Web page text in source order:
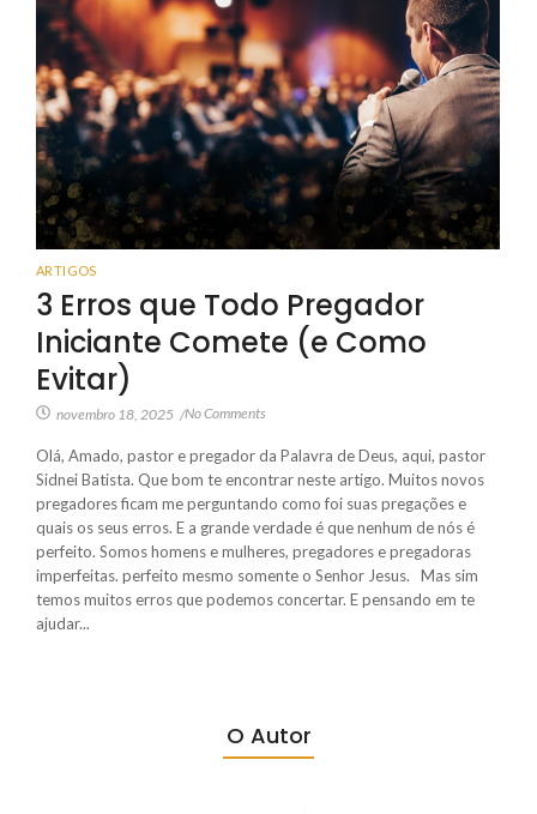
ARTIGOS
3 Erros que Todo Pregador
Iniciante Comete (e Como
Evitar)
novembro 18, 2025 /No Comments
Olá, Amado, pastor e pregador da Palavra de Deus, aqui, pastor
Sidnei Batista. Que bom te encontrar neste artigo. Muitos novos
pregadores ficam me perguntando como foi suas pregações e
quais os seus erros. E a grande verdade é que nenhum de nós é
perfeito. Somos homens e mulheres, pregadores e pregadoras
imperfeitas. perfeito mesmo somente o Senhor Jesus. Mas sim
temos muitos erros que podemos concertar. E pensando em te
ajudar...
O Autor